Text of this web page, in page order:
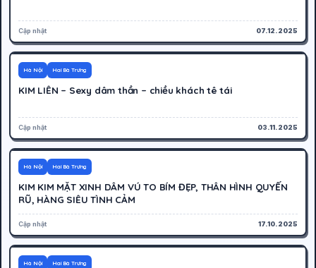
Cập nhật 07.12.2025
Hà Nội Hai Bà Trưng
KIM LIÊN – Sexy dâm thần – chiều khách tê tái
Cập nhật 03.11.2025
400K
Hà Nội Hai Bà Trưng
KIM KIM MẶT XINH DÂM VÚ TO BÍM ĐẸP, THÂN HÌNH QUYẾN
RŨ, HÀNG SIÊU TÌNH CẢM
Cập nhật 17.10.2025
300K
Hà Nội Hai Bà Trưng